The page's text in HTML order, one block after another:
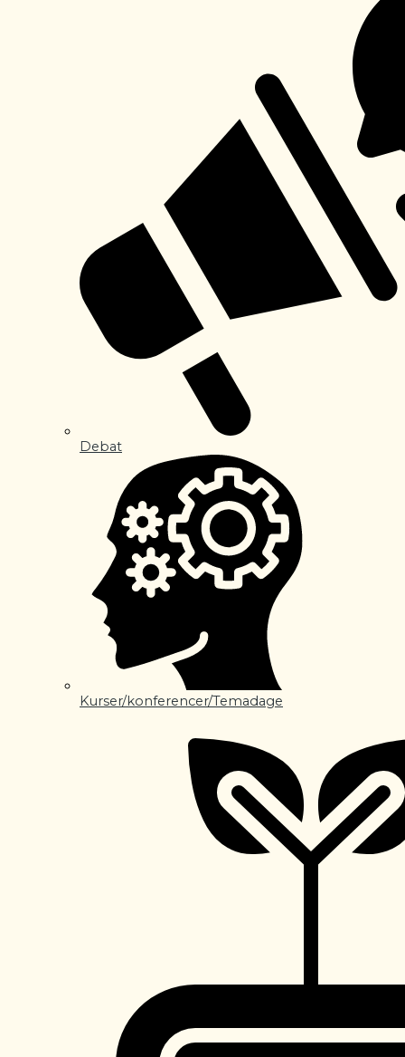
Debat
Kurser/konferencer/Temadage